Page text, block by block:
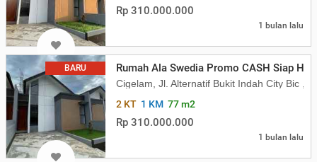
Rp 310.000.000
1 bulan lalu
BARU Rumah Ala Swedia Promo CASH Siap
Cigelam, Jl. Alternatif Bukit Indah City Bic ,
2 KT 1 KM 77 m2
Rp 310.000.000
1 bulan lalu